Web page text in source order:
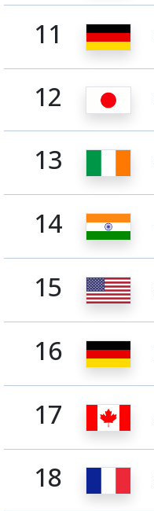
11
12
13
14
15
16
17
18